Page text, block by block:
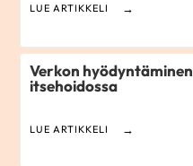
LUE ARTIKKELI
Verkon hyödyntäminen
itsehoidossa
LUE ARTIKKELI